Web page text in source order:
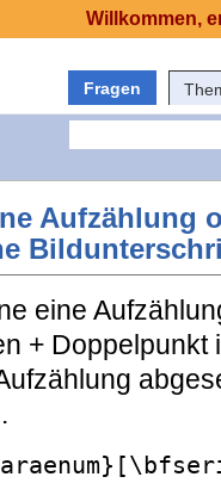
Fragen
Aufzählung
eine
+ Doppelpunkt
Willkommen,